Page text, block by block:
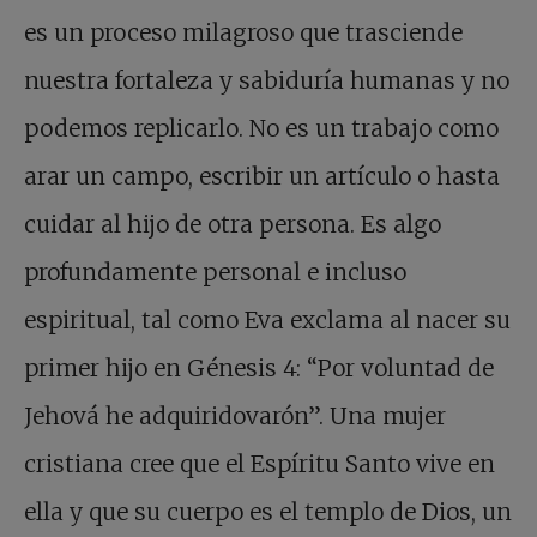
es un proceso milagroso que trasciende
nuestra fortaleza y sabiduría humanas y no
podemos replicarlo. No es un trabajo como
arar un campo, escribir un artículo o hasta
cuidar al hijo de otra persona. Es algo
profundamente personal e incluso
espiritual, tal como Eva exclama al nacer su
primer hijo en Génesis 4: “Por voluntad de
Jehová he adquiridovarón”. Una mujer
cristiana cree que el Espíritu Santo vive en
ella y que su cuerpo es el templo de Dios, un